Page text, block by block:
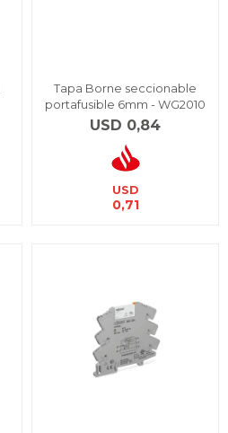
Tapa Borne seccionable
portafusible 6mm - WG2010
USD 0,84
USD
0,71